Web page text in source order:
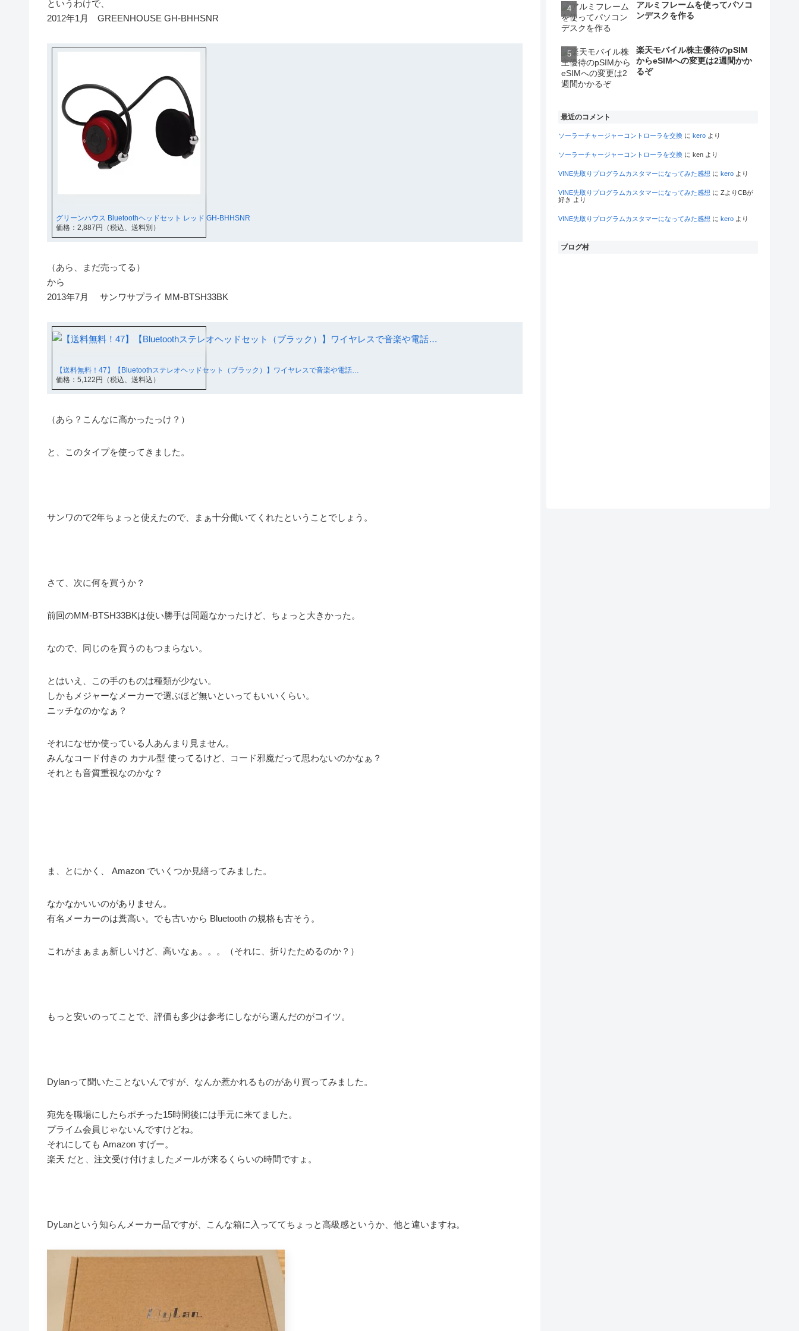
というわけで、
2012年1月 GREENHOUSE GH-BHHSNR
グリーンハウス Bluetoothヘッドセット レッド GH-BHHSNR
価格：2,887円（税込、送料別）
（あら、まだ売ってる）
から
2013年7月 サンワサプライ MM-BTSH33BK
【送料無料！47】【Bluetoothステレオヘッドセット（ブラック）】ワイヤレスで音楽や電話…
価格：5,122円（税込、送料込）
（あら？こんなに高かったっけ？）
と、このタイプを使ってきました。
サンワので2年ちょっと使えたので、まぁ十分働いてくれたということでしょう。
さて、次に何を買うか？
前回のMM-BTSH33BKは使い勝手は問題なかったけど、ちょっと大きかった。
なので、同じのを買うのもつまらない。
とはいえ、この手のものは種類が少ない。
しかもメジャーなメーカーで選ぶほど無いといってもいいくらい。
ニッチなのかなぁ？
それになぜか使っている人あんまり見ません。
みんなコード付きの カナル型 使ってるけど、コード邪魔だって思わないのかなぁ？
それとも音質重視なのかな？
ま、とにかく、 Amazon でいくつか見繕ってみました。
なかなかいいのがありません。
有名メーカーのは糞高い。でも古いから Bluetooth の規格も古そう。
これがまぁまぁ新しいけど、高いなぁ。。。（それに、折りたためるのか？）
もっと安いのってことで、評価も多少は参考にしながら選んだのがコイツ。
Dylanって聞いたことないんですが、なんか惹かれるものがあり買ってみました。
宛先を職場にしたらポチった15時間後には手元に来てました。
プライム会員じゃないんですけどね。
それにしても Amazon すげー。
楽天 だと、注文受け付けましたメールが来るくらいの時間ですょ。
DyLanという知らんメーカー品ですが、こんな箱に入っててちょっと高級感というか、他と違いますね。
アルミフレームを使ってパソコ
ンデスクを作る
楽天モバイル株主優待のpSIM
からeSIMへの変更は2週間かか
るぞ
最近のコメント
ソーラーチャージャーコントローラを交換 に kero より
ソーラーチャージャーコントローラを交換 に ken より
VINE先取りプログラムカスタマーになってみた感想 に kero より
VINE先取りプログラムカスタマーになってみた感想 に ZよりCBが
好き より
VINE先取りプログラムカスタマーになってみた感想 に kero より
ブログ村